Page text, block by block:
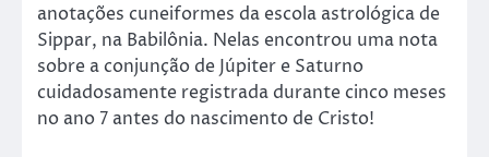
anotações cuneiformes da escola astrológica de
Sippar, na Babilônia. Nelas encontrou uma nota
sobre a conjunção de Júpiter e Saturno
cuidadosamente registrada durante cinco meses
no ano 7 antes do nascimento de Cristo!